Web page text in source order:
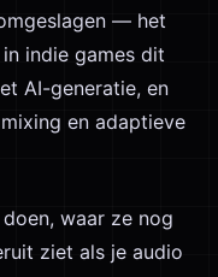
— het
indie games dit
AI-generatie, en
en adaptieve
waar ze nog
ziet als je audio